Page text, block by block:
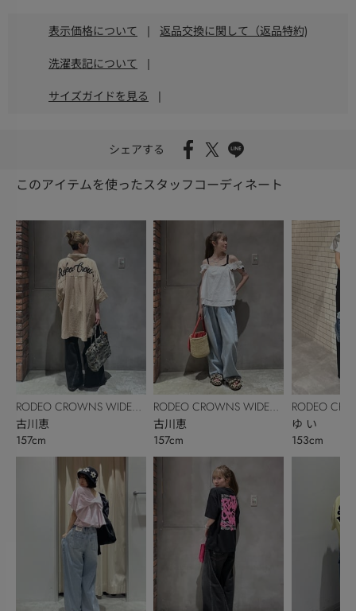
表示価格について | 返品交換に関して（返品特約)
洗濯表記について |
サイズガイドを見る |
シェアする
このアイテムを使ったスタッフコーディネート
RODEO CROWNS WIDE
BOWL
古川恵
157cm
RODEO CROWNS WIDE
BOWL
古川恵
157cm
RODEO
BOWL
ゆ い
153cm